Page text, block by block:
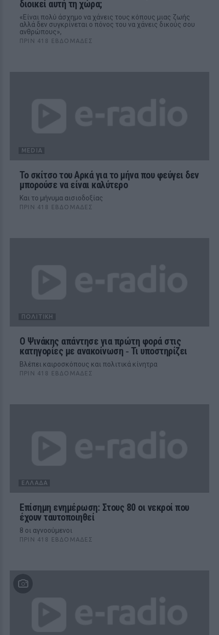
διοικεί αυτή τη χώρα;
«Είναι πολύ άσχημο να χάνεις τους κόπους μιας ζωής
αλλά δεν συγκρίνεται ο πόνος του να χάνεις δικούς σου
ανθρώπους»,
ΠΡΙΝ 418 ΕΒΔΟΜΆΔΕΣ
MEDIA
Το σκίτσο του Αρκά για το μήνα που φεύγει δεν
μπορούσε να είναι καλύτερο
Και το μήνυμα αισιοδοξίας
ΠΡΙΝ 418 ΕΒΔΟΜΆΔΕΣ
ΠΟΛΙΤΙΚΉ
Ο Ψινάκης απάντησε για πρώτη φορά στις
κατηγορίες με ανακοίνωση ‑ Τι υποστηρίζει
Βλέπει καιροσκόπους και πολιτικά κίνητρα
ΠΡΙΝ 418 ΕΒΔΟΜΆΔΕΣ
ΕΛΛΆΔΑ
Επίσημη ενημέρωση: Στους 80 οι νεκροί που
έχουν ταυτοποιηθεί
8 οι αγνοούμενοι
ΠΡΙΝ 418 ΕΒΔΟΜΆΔΕΣ